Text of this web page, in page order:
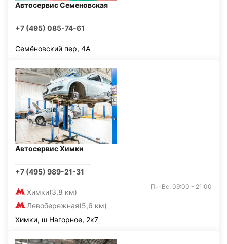
Автосервис Семеновская
+7 (495) 085-74-61
Семёновский пер, 4А
Автосервис Химки
+7 (495) 989-21-31
Химки(3,8 км)
Левобережная(5,6 км)
Пн-Вс: 09:00 - 21:00
Химки, ш Нагорное, 2к7